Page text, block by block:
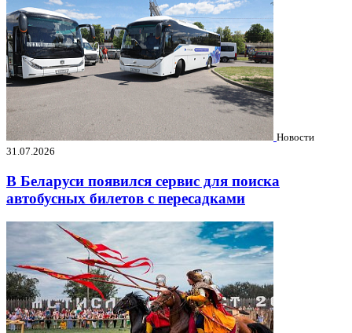
Новости
31.07.2026
В Беларуси появился сервис для поиска
автобусных билетов с пересадками